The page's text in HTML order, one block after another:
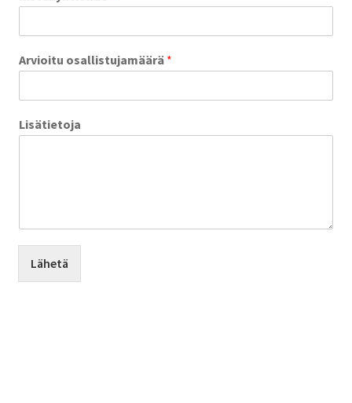
Arvioitu osallistujamäärä *
Lisätietoja
Lähetä